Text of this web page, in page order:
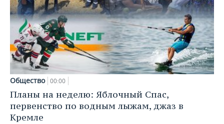
Общество 00:00
Планы на неделю: Яблочный Спас,
первенство по водным лыжам, джаз в
Кремле